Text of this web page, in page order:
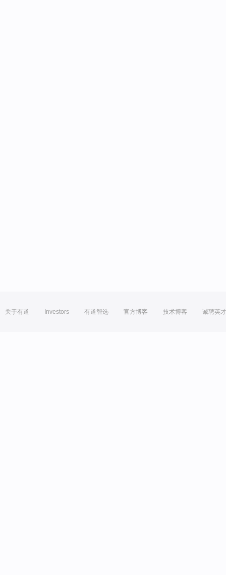
关于有道 Investors 有道智选 官方博客 技术博客 诚聘英才